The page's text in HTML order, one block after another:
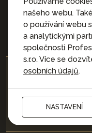
pátek
19:30
Betty Panzo &
07.11.
19:30
našeho webu.
o používání webu
a analytickými
společnosti
s.r.o. Více se
osobních údajů.
NASTAVENÍ